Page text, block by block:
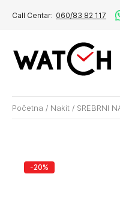
Call Centar: 060/83 82 117
Početna / Nakit / SREBRNI
-20%